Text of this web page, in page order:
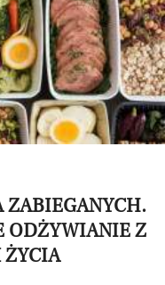
ZABIEGANYCH.
ODŻYWIANIE Z
ŻYCIA